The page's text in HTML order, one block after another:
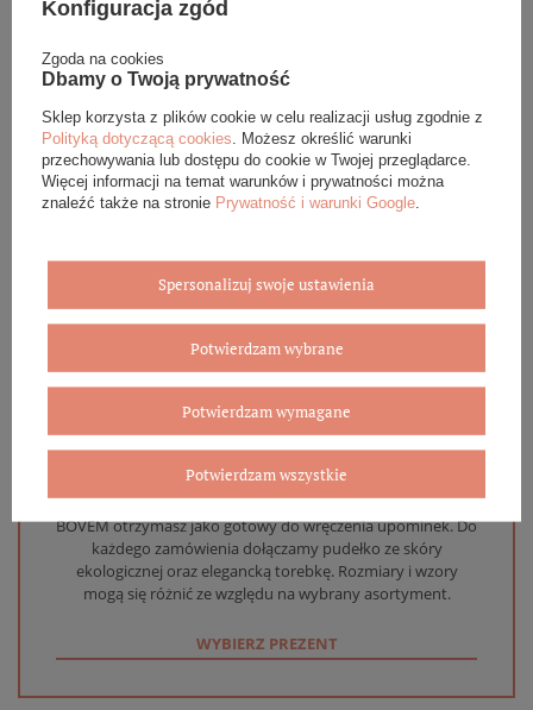
DANE SZCZEGÓŁOWE
OPINIE (0)
Eleganckie opakowanie gratis
Biżuterię i zegarki zakupione w sklepie internetowym
BOVEM otrzymasz jako gotowy do wręczenia upominek. Do
każdego zamówienia dołączamy pudełko ze skóry
ekologicznej oraz elegancką torebkę. Rozmiary i wzory
mogą się różnić ze względu na wybrany asortyment.
WYBIERZ PREZENT
Konfiguracja zgód
Zgoda na cookies
Dbamy o Twoją prywatność
Sklep korzysta z plików cookie w celu realizacji usług zgodnie z
Polityką dotyczącą cookies . Możesz określić warunki
przechowywania lub dostępu do cookie w Twojej przeglądarce.
Więcej informacji na temat warunków i prywatności można
znaleźć także na stronie Prywatność i warunki Google
Spersonalizuj swoje ustawienia
Potwierdzam wybrane
Potwierdzam wymagane
Potwierdzam wszystkie